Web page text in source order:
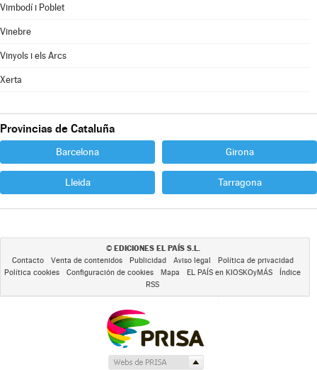
Vimbodí i Poblet
Vinebre
Vinyols i els Arcs
Xerta
Provincias de Cataluña
Barcelona Girona
Lleida Tarragona
© EDICIONES EL PAÍS S.L.
Contacto Venta de contenidos Publicidad Aviso legal
Política de privacidad
Política cookies
Configuración de cookies Mapa EL PAÍS en KIOSKOyMÁS
Índice
RSS